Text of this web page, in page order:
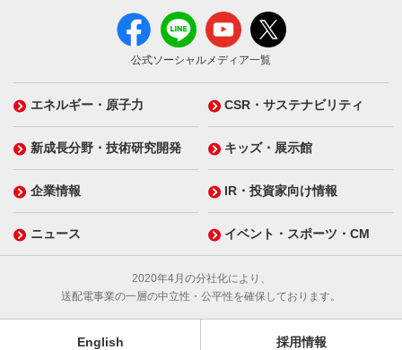
公式ソーシャルメディア一覧
エネルギー・原子力 CSR・サステナビリティ
新成長分野・技術研究開発 キッズ・展示館
企業情報 IR・投資家向け情報
ニュース イベント・スポーツ・CM
2020年4月の分社化により、
送配電事業の一層の中立性・公平性を確保しております。
English 採用情報